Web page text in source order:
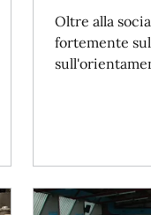
Oltre alla
fortemente